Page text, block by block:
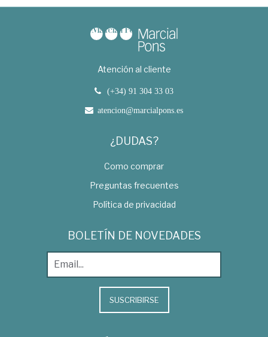
Atención al cliente
(+34) 91 304 33 03
atencion@marcialpons.es
¿DUDAS?
Como comprar
Preguntas frecuentes
Política de privacidad
BOLETÍN DE NOVEDADES
SUSCRIBIRSE